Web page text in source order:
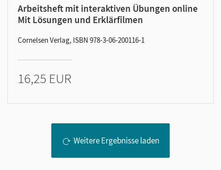
Arbeitsheft mit interaktiven Übungen online
Mit Lösungen und Erklärfilmen
Cornelsen Verlag, ISBN 978-3-06-200116-1
16,25 EUR
Weitere Ergebnisse laden